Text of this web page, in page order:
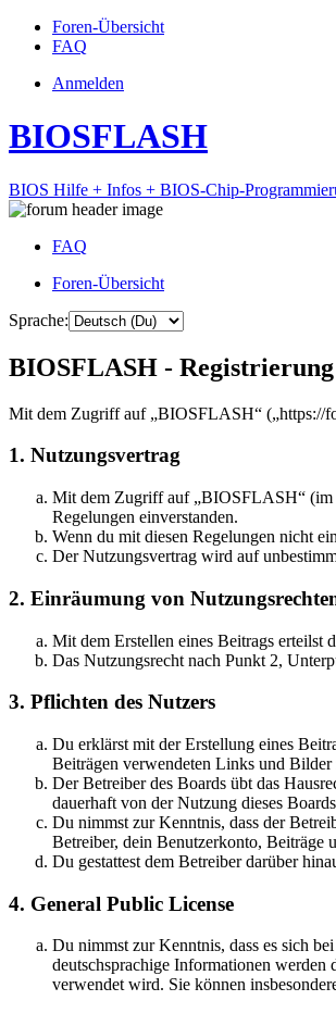
Foren-Übersicht
FAQ
Anmelden
BIOSFLASH
BIOS Hilfe + Infos + BIOS-Chip-
FAQ
Foren-Übersicht
Sprache:
BIOSFLASH - Registrierung
Mit dem Zugriff auf „BIOSFLASH“ („https://
1. Nutzungsvertrag
Mit dem Zugriff auf „BIOSFLASH“ (im
Regelungen einverstanden.
Wenn du mit diesen Regelungen nicht
Der Nutzungsvertrag wird auf
2. Einräumung von
Mit dem Erstellen eines Beitrags erteilst
Das Nutzungsrecht nach Punkt 2,
3. Pflichten des Nutzers
Du erklärst mit der Erstellung eines
Beiträgen verwendeten Links und Bilder
Der Betreiber des Boards übt das
dauerhaft von der Nutzung dieses
Du nimmst zur Kenntnis, dass der
Betreiber, dein Benutzerkonto, Beiträge
Du gestattest dem Betreiber darüber
4. General Public License
Du nimmst zur Kenntnis, dass es sich
deutschsprachige Informationen
verwendet wird. Sie können